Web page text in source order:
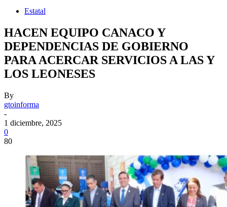
Estatal
HACEN EQUIPO CANACO Y
DEPENDENCIAS DE GOBIERNO
PARA ACERCAR SERVICIOS A LAS Y
LOS LEONESES
By
gtoinforma
-
1 diciembre, 2025
0
80